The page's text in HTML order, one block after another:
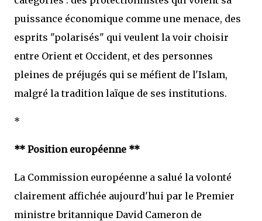
puissance économique comme une menace, des
esprits "polarisés" qui veulent la voir choisir
entre Orient et Occident, et des personnes
pleines de préjugés qui se méfient de l'Islam,
malgré la tradition laïque de ses institutions.
*
** Position européenne **
La Commission européenne a salué la volonté
clairement affichée aujourd'hui par le Premier
ministre britannique David Cameron de